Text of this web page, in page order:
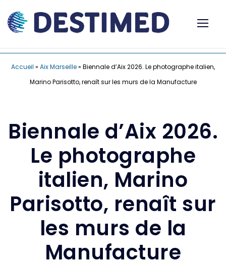
Accueil » Aix Marseille» Biennale d’Aix 2026. Le photographe italien,
Marino Parisotto, renaît sur les murs de la Manufacture
Biennale d’Aix 2026.
Le photographe
italien, Marino
Parisotto, renaît sur
les murs de la
Manufacture